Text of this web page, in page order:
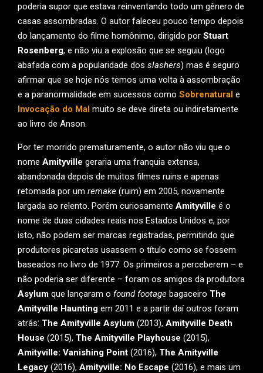
poderia supor que estava reinventando todo um gênero de
casas assombradas. O autor faleceu pouco tempo depois
do lançamento do filme homônimo, dirigido por Stuart
Rosenberg, e não viu a explosão que se seguiu (logo
abafada com a popularidade dos slashers) mas é seguro
afirmar que se hoje nós temos uma volta à assombração
e a paranormalidade em sucessos como Sobrenatural e
Invocação do Mal muito se deve direta ou indiretamente
ao livro de Anson.
Por ter morrido prematuramente, o autor não viu que o
nome Amityville geraria uma franquia extensa,
abandonada depois de muitos filmes ruins e apenas
retomada por um remake (ruim) em 2005, novamente
largada ao relento. Porém curiosamente Amityville é o
nome de duas cidades reais nos Estados Unidos e, por
isto, não podem ser marcas registradas, permitindo que
produtores picaretas usassem o título como se fossem
baseados no livro de 1977. Os primeiros a perceberem – e
não poderia ser diferente – foram os amigos da produtora
Asylum que lançaram o found footage bagaceiro The
Amityville Haunting em 2011 e a partir daí outros foram
atrás: The Amityville Asylum (2013), Amityville Death
House (2015), The Amityville Playhouse (2015),
Amityville: Vanishing Point (2016), The Amityville
Legacy (2016), Amityville: No Escape (2016), e mais um